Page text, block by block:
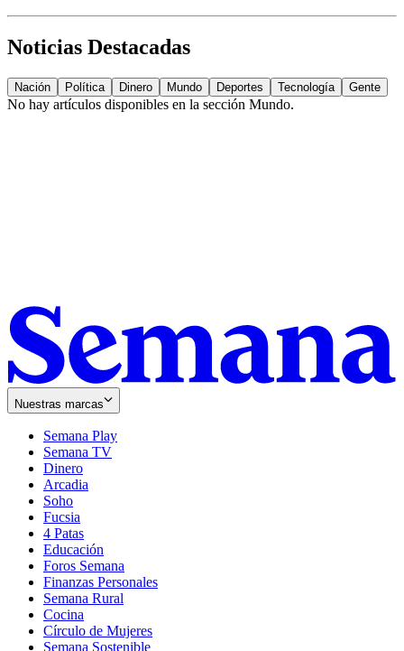
Noticias Destacadas
Nación Política Dinero Mundo Deportes Tecnología Gente
No hay artículos disponibles en la sección Mundo.
Nuestras marcas
Semana Play
Semana TV
Dinero
Arcadia
Soho
in
new
window
Fucsia
in
new
window
4 Patas
Educación
Foros Semana
Finanzas Personales
Semana Rural
Cocina
Círculo de Mujeres
Semana Sostenible